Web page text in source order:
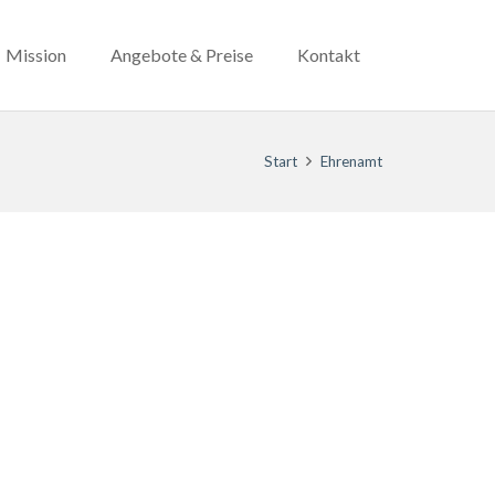
Mission Angebote & Preise Kontakt
Start Ehrenamt